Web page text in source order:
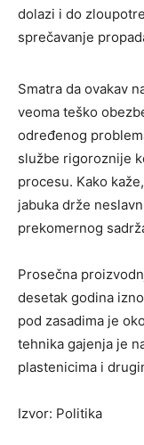
dolazi i do
sprečavanje
Smatra da ovakav
veoma teško
određenog
službe rigoroznije
procesu. Kako
jabuka drže
prekomernog
Prosečna
desetak godina
pod zasadima je
tehnika gajenja je
plastenicima i
Izvor: Politika